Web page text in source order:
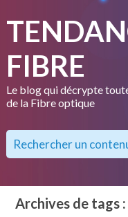
FIBRE
Le blog qui décrypte
de la Fibre optique
Archives de tags